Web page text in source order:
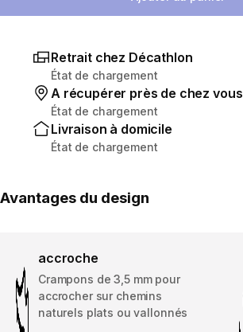
Retrait chez Décathlon
État de chargement
A récupérer près de chez vous
État de chargement
Livraison à domicile
État de chargement
Avantages du design
accroche
Crampons de 3,5 mm pour
accrocher sur chemins
naturels plats ou vallonnés